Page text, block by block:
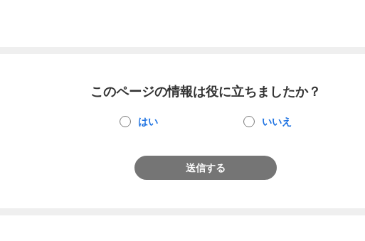
このページの情報は役に立ちましたか？
はい いいえ
送信する